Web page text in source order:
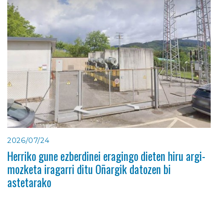
2026/07/24
Herriko gune ezberdinei eragingo dieten hiru argi-
mozketa iragarri ditu Oñargik datozen bi
astetarako